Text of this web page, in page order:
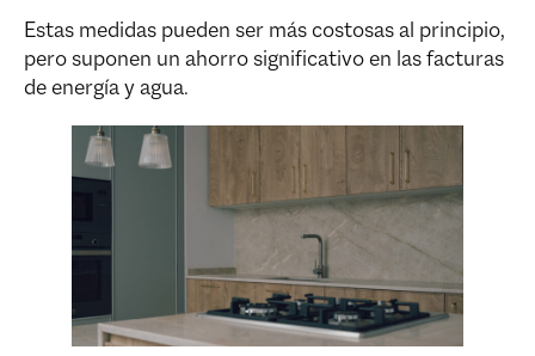
Estas medidas pueden ser más costosas al principio,
pero suponen un ahorro significativo en las facturas
de energía y agua.